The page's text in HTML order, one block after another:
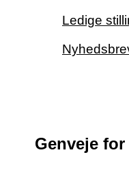
Ledige
Genveje